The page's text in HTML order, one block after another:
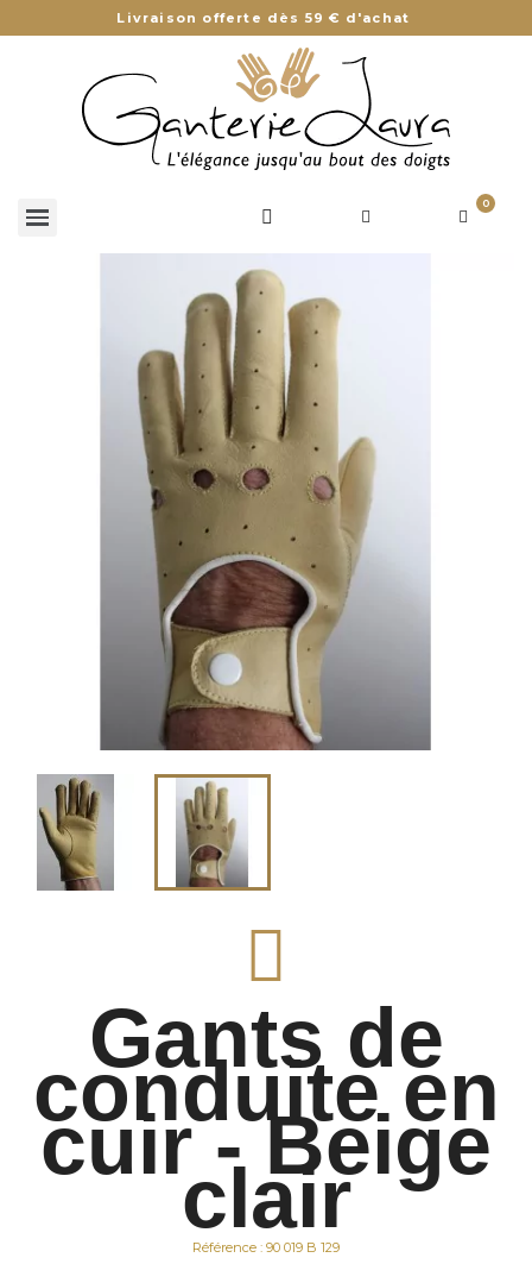
Livraison offerte dès 59 € d'achat
0
Gants de
conduite en
cuir - Beige
clair
Référence : 90 019 B 129